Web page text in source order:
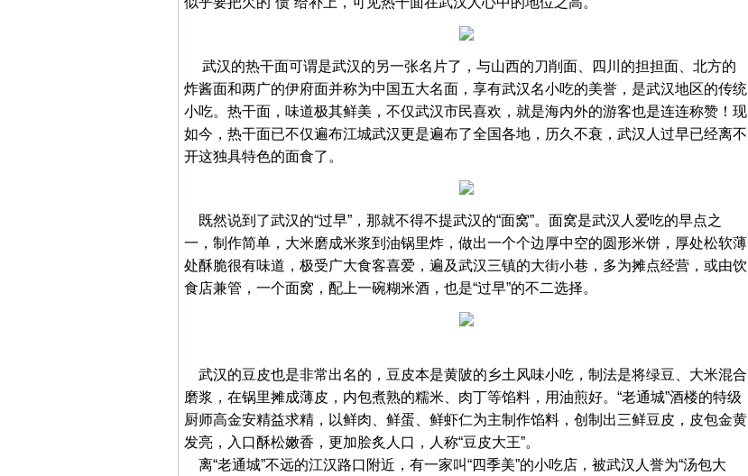
武汉的热干面可谓是武汉的另一张名片了，与山西的刀削面、四川的担担面、北方的
炸酱面和两广的伊府面并称为中国五大名面，享有武汉名小吃的美誉，是武汉地区的传统
小吃。热干面，味道极其鲜美，不仅武汉市民喜欢，就是海内外的游客也是连连称赞！现
如今，热干面已不仅遍布江城武汉更是遍布了全国各地，历久不衰，武汉人过早已经离不
开这独具特色的面食了。
既然说到了武汉的“过早”，那就不得不提武汉的“面窝”。面窝是武汉人爱吃的早点之
一，制作简单，大米磨成米浆到油锅里炸，做出一个个边厚中空的圆形米饼，厚处松软薄
处酥脆很有味道，极受广大食客喜爱，遍及武汉三镇的大街小巷，多为摊点经营，或由饮
食店兼管，一个面窝，配上一碗糊米酒，也是“过早”的不二选择。
武汉的豆皮也是非常出名的，豆皮本是黄陂的乡土风味小吃，制法是将绿豆、大米混合
磨浆，在锅里摊成薄皮，内包煮熟的糯米、肉丁等馅料，用油煎好。“老通城”酒楼的特级
厨师高金安精益求精，以鲜肉、鲜蛋、鲜虾仁为主制作馅料，创制出三鲜豆皮，皮包金黄
发亮，入口酥松嫩香，更加脍炙人口，人称“豆皮大王”。
离“老通城”不远的江汉路口附近，有一家叫“四季美”的小吃店，被武汉人誉为“汤包大